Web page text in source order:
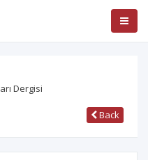
Dergisi
Back